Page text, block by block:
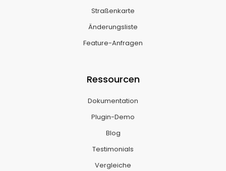
Straßenkarte
Änderungsliste
Feature-Anfragen
Ressourcen
Dokumentation
Plugin-Demo
Blog
Testimonials
Vergleiche